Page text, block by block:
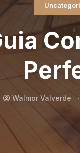
Walmor Valverde